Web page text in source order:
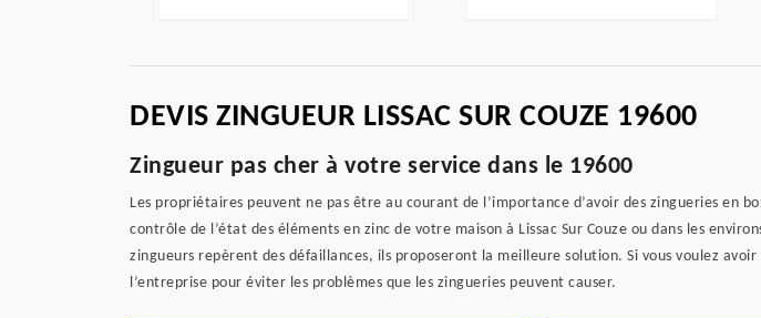
DEVIS ZINGUEUR LISSAC SUR COUZE 19600
Zingueur pas cher à votre service dans le 19600
Les propriétaires peuvent ne pas être au courant de l’importance d’avoir des zingueries en
contrôle de l’état des éléments en zinc de votre maison à Lissac Sur Couze ou dans les
zingueurs repèrent des défaillances, ils proposeront la meilleure solution. Si vous voulez
l’entreprise pour éviter les problèmes que les zingueries peuvent causer.